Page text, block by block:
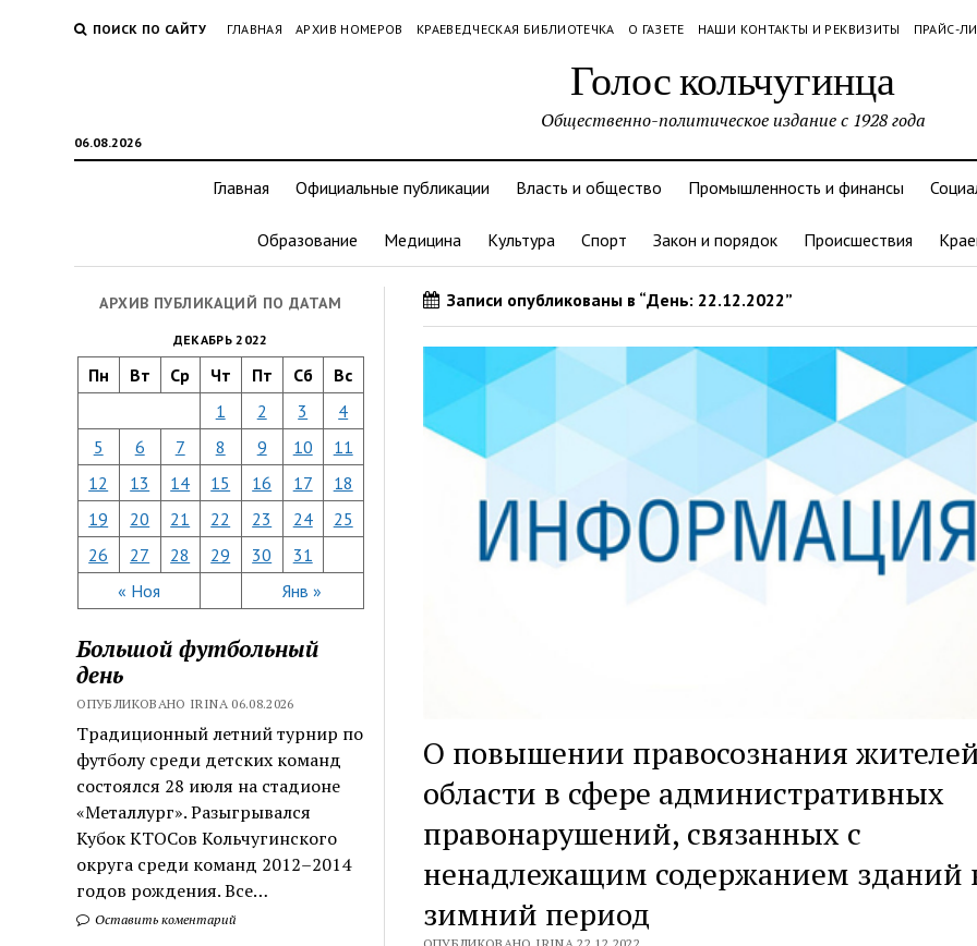
ПОИСК ПО САЙТУ ГЛАВНАЯ АРХИВ НОМЕРОВ КРАЕВЕДЧЕСКАЯ БИБЛИОТЕЧКА О ГАЗЕТЕ НАШИ КОНТАКТЫ И РЕКВИЗИТЫ ПРАЙС-
Голос кольчугинца
06.08.2026
Общественно-политическое издание с 1928 года
Главная Официальные публикации Власть и общество Промышленность и финансы
Образование Медицина Культура Спорт Закон и порядок Происшествия
АРХИВ ПУБЛИКАЦИЙ ПО ДАТАМ
ДЕКАБРЬ 2022
Пн Вт Ср Чт Пт Сб Вс
« Ноя Янв »
1 2 3
4
5
6 7 8 9 10
11
12
13 14 15 16 17
18
19
20 21 22 23 24
25
26
27 28 29 30 31
Большой футбольный
день
ОПУБЛИКОВАНО IRINA 06.08.2026
Традиционный летний турнир по
футболу среди детских команд
состоялся 28 июля на стадионе
«Металлург». Разыгрывался
Кубок КТОСов Кольчугинского
округа среди команд 2012–2014
годов рождения. Все…
Оставить коментарий
Записи опубликованы в “День: 22.12.2022”
О повышении правосознания
области в сфере административных
правонарушений, связанных с
ненадлежащим содержанием зданий
зимний период